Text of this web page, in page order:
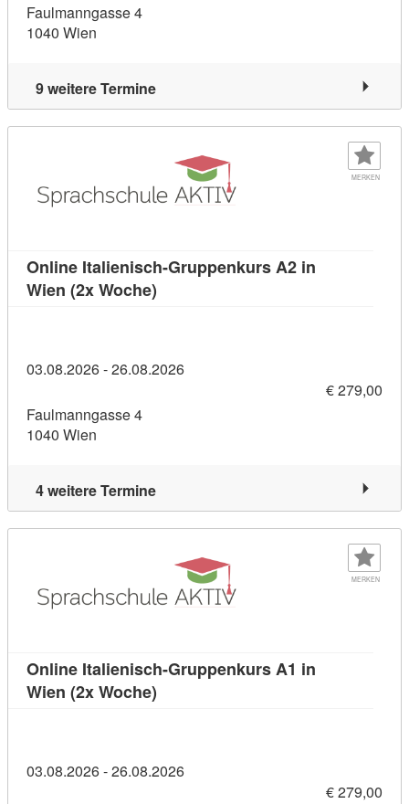
Faulmanngasse 4
1040 Wien
9 weitere Termine
MERKEN
Online Italienisch-Gruppenkurs A2 in
Wien (2x Woche)
03.08.2026 - 26.08.2026
€ 279,00
Faulmanngasse 4
1040 Wien
4 weitere Termine
MERKEN
Online Italienisch-Gruppenkurs A1 in
Wien (2x Woche)
03.08.2026 - 26.08.2026
€ 279,00